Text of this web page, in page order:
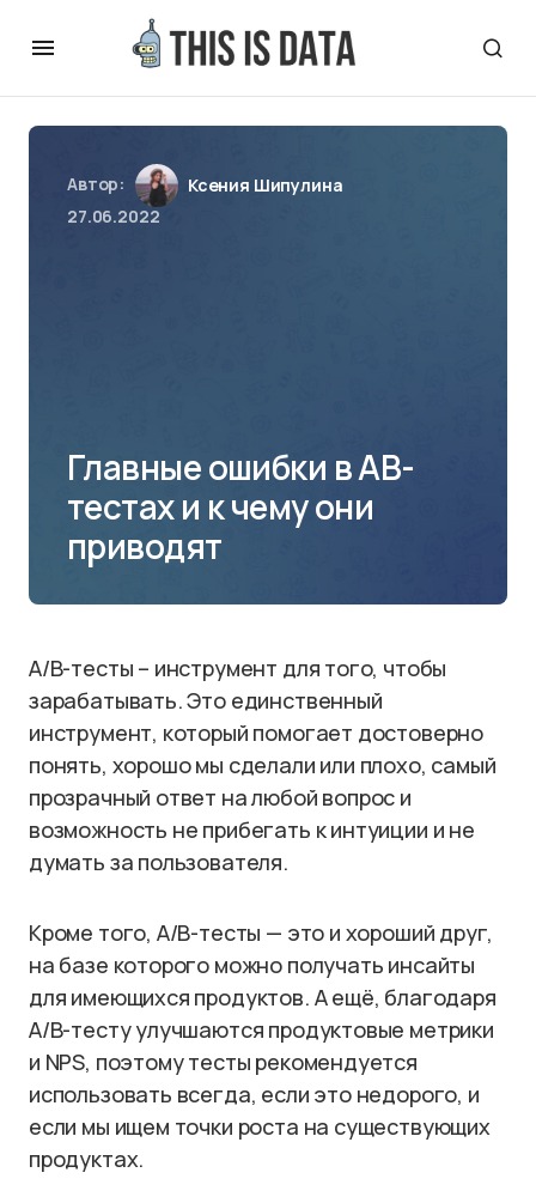
Автор:
Ксения Шипулина
27.06.2022
Главные ошибки в AB-
тестах и к чему они
приводят
A/B-тесты – инструмент для того, чтобы
зарабатывать. Это единственный
инструмент, который помогает достоверно
понять, хорошо мы сделали или плохо, самый
прозрачный ответ на любой вопрос и
возможность не прибегать к интуиции и не
думать за пользователя.
Кроме того, А/В-тесты — это и хороший друг,
на базе которого можно получать инсайты
для имеющихся продуктов. А ещё, благодаря
A/B-тесту улучшаются продуктовые метрики
и NPS, поэтому тесты рекомендуется
использовать всегда, если это недорого, и
если мы ищем точки роста на существующих
продуктах.